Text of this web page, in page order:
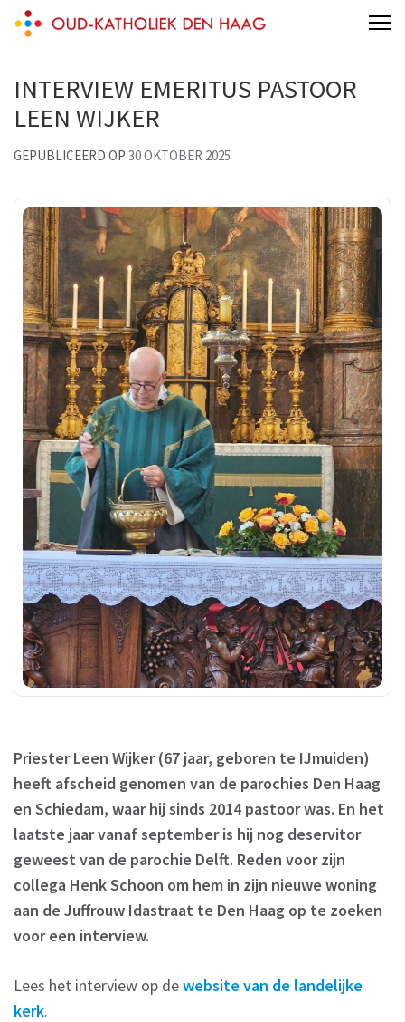
Skip
(Press
Enter)
Oud-katholieke parochie van de H.H.
INTERVIEW EMERITUS PASTOOR
LEEN WIJKER
GEPUBLICEERD OP 30 OKTOBER 2025
Priester Leen Wijker (67 jaar, geboren te IJmuiden)
heeft afscheid genomen van de parochies Den Haag
en Schiedam, waar hij sinds 2014 pastoor was. En het
laatste jaar vanaf september is hij nog deservitor
geweest van de parochie Delft. Reden voor zijn
collega Henk Schoon om hem in zijn nieuwe woning
aan de Juffrouw Idastraat te Den Haag op te zoeken
voor een interview.
Lees het interview op dewebsite van de landelijke
kerk.